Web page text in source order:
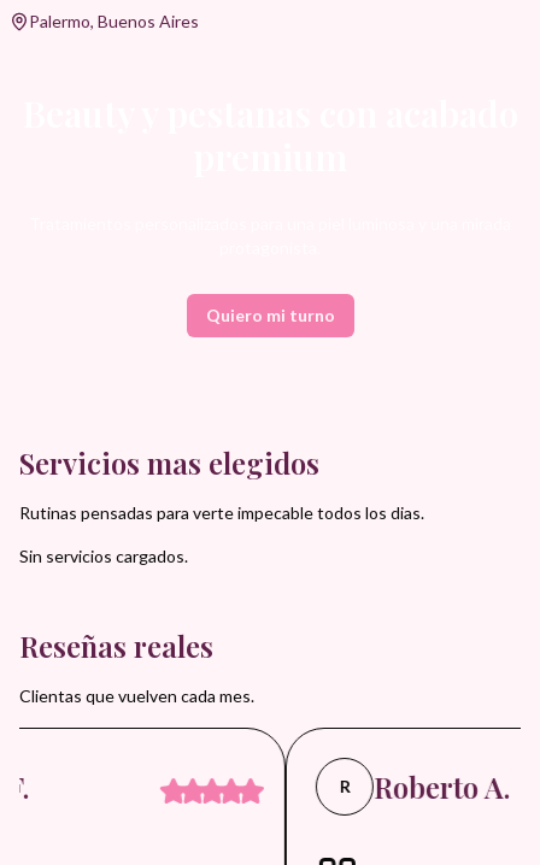
Palermo, Buenos Aires
Quiero mi turno
Servicios mas elegidos
Rutinas pensadas para verte impecable todos los dias.
Sin servicios cargados.
Reseñas reales
Clientas que vuelven cada mes.
R Roberto A.